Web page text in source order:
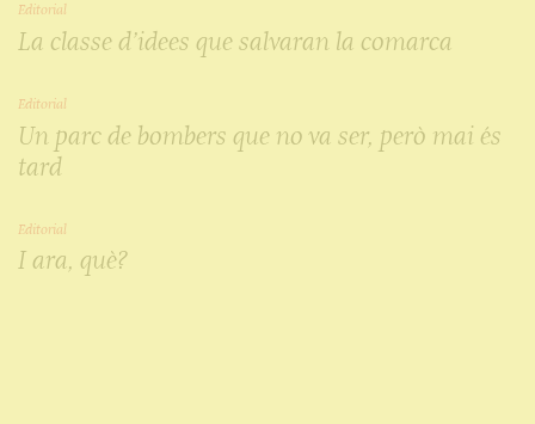
Editorial
La classe d’idees que salvaran la comarca
Editorial
Un parc de bombers que no va ser, però mai és
tard
Editorial
I ara, què?